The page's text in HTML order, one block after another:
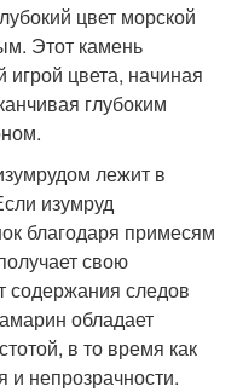
цвет морской
Этот камень
цвета, начиная
глубоким
лежит в
изумруд
благодаря примесям
свою
содержания следов
обладает
в то время как
и непрозрачности.